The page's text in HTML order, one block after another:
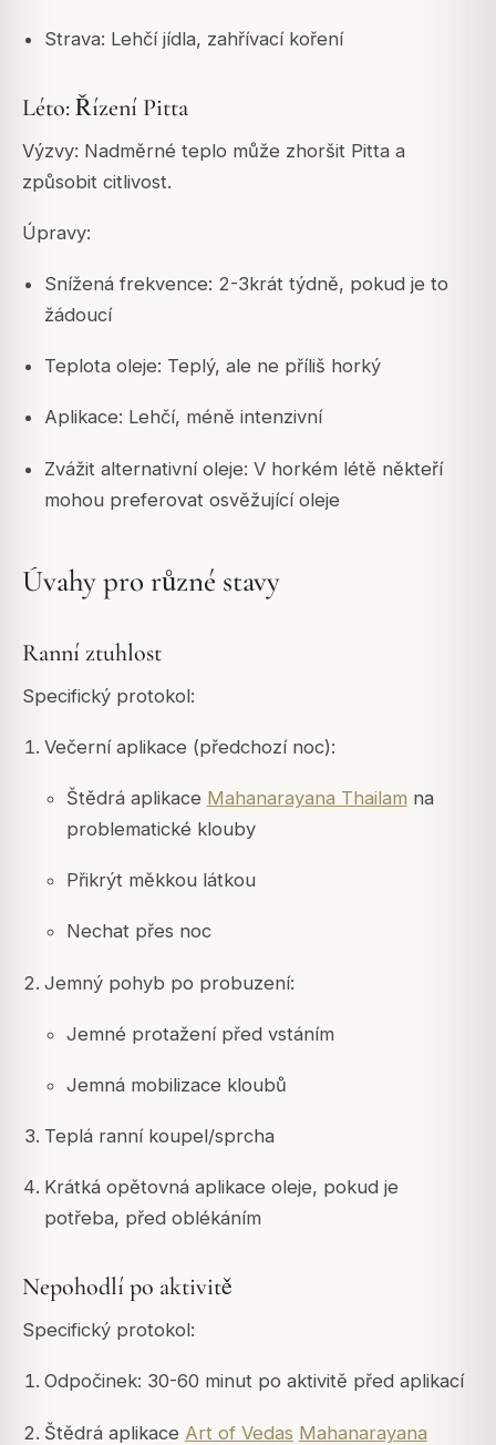
Strava: Lehčí jídla, zahřívací koření
Léto: Řízení Pitta
Výzvy: Nadměrné teplo může zhoršit Pitta a
způsobit citlivost.
Úpravy:
Snížená frekvence: 2-3krát týdně, pokud je to
žádoucí
Teplota oleje: Teplý, ale ne příliš horký
Aplikace: Lehčí, méně intenzivní
Zvážit alternativní oleje: V horkém létě někteří
mohou preferovat osvěžující oleje
Úvahy pro různé stavy
Ranní ztuhlost
Specifický protokol:
Večerní aplikace (předchozí noc):
Štědrá aplikace Mahanarayana Thailam na
problematické klouby
Přikrýt měkkou látkou
Nechat přes noc
Jemný pohyb po probuzení:
Jemné protažení před vstáním
Jemná mobilizace kloubů
Teplá ranní koupel/sprcha
Krátká opětovná aplikace oleje, pokud je
potřeba, před oblékáním
Nepohodlí po aktivitě
Specifický protokol:
Odpočinek: 30-60 minut po aktivitě před aplikací
Štědrá aplikace Art of Vedas Mahanarayana